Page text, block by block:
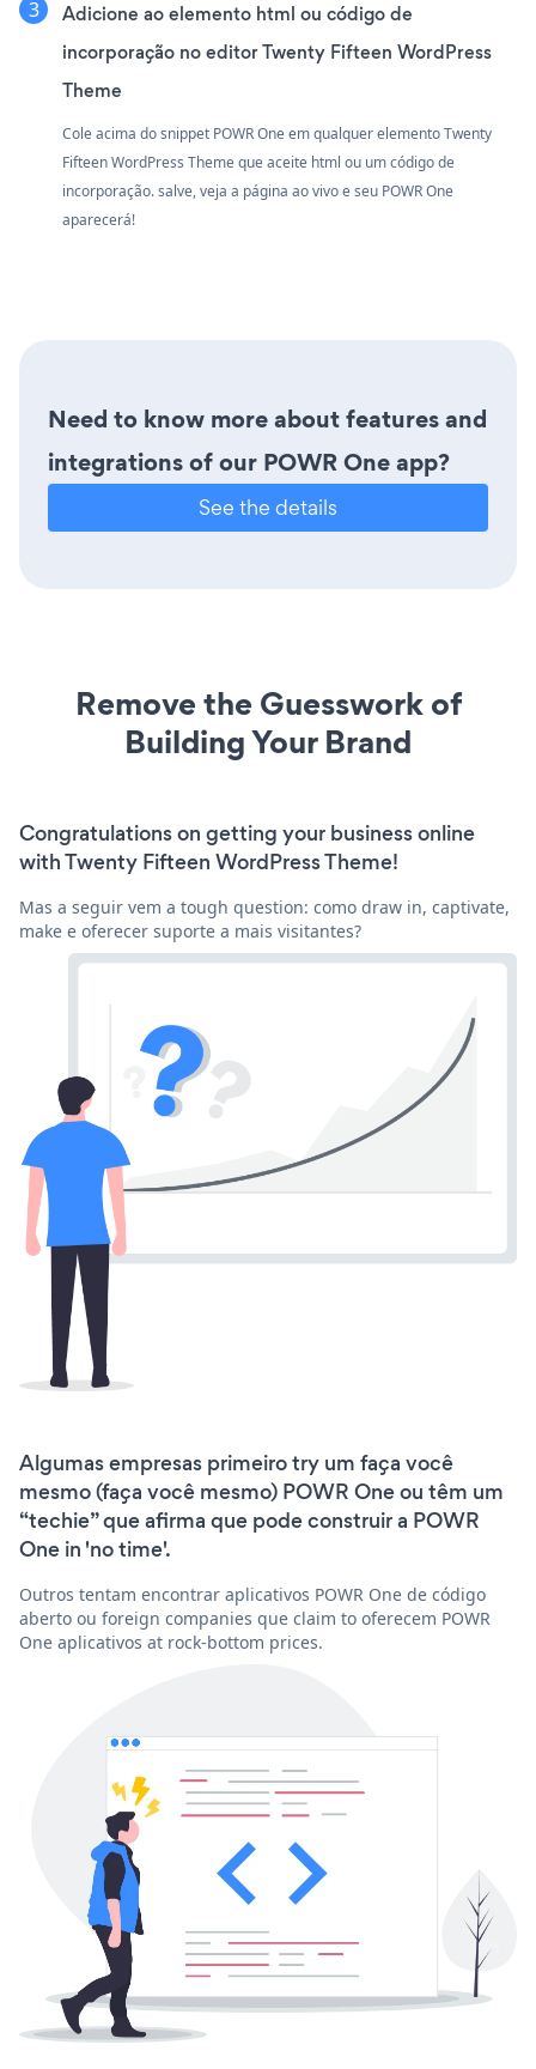
Adicione ao elemento html ou código de
incorporação no editor Twenty Fifteen WordPress
Theme
Cole acima do snippet POWR One em qualquer elemento Twenty
Fifteen WordPress Theme que aceite html ou um código de
incorporação. salve, veja a página ao vivo e seu POWR One
aparecerá!
Need to know more about features and
integrations of our POWR One app?
See the details
Remove the Guesswork of
Building Your Brand
Congratulations on getting your business online
with Twenty Fifteen WordPress Theme!
Mas a seguir vem a tough question: como draw in, captivate,
make e oferecer suporte a mais visitantes?
Algumas empresas primeiro try um faça você
mesmo (faça você mesmo) POWR One ou têm um
“techie” que afirma que pode construir a POWR
One in 'no time'.
Outros tentam encontrar aplicativos POWR One de código
aberto ou foreign companies que claim to oferecem POWR
One aplicativos at rock-bottom prices.